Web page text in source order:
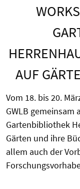
AUF
Vom 18. bis 20.
GWLB
Gartenbibliothek
Gärten und ihre
allem auch der